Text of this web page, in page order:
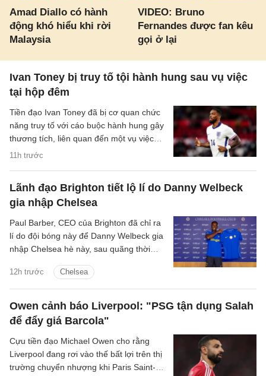
Amad Diallo có hành
động khó hiểu khi rời
Malaysia
VIDEO: Bruno
Fernandes được fan kêu
gọi ở lại
Ivan Toney bị truy tố tội hành hung sau vụ việc
tại hộp đêm
11h trước
Tiền đạo Ivan Toney đã bị cơ quan chức
năng truy tố với cáo buộc hành hung gây
thương tích, liên quan đến một vụ việc
xảy ra tại hộp đêm vào tháng 12/2025.
Lãnh đạo Brighton tiết lộ lí do Danny Welbeck
gia nhập Chelsea
12h trước Chelsea
Paul Barber, CEO của Brighton đã chỉ ra
lí do đội bóng này để Danny Welbeck gia
nhập Chelsea hè này, sau quãng thời
Owen cảnh báo Liverpool: "PSG tận dụng Salah
để đẩy giá Barcola"
Cựu tiền đạo Michael Owen cho rằng
Liverpool đang rơi vào thế bất lợi trên thị
trường chuyển nhượng khi Paris Saint-